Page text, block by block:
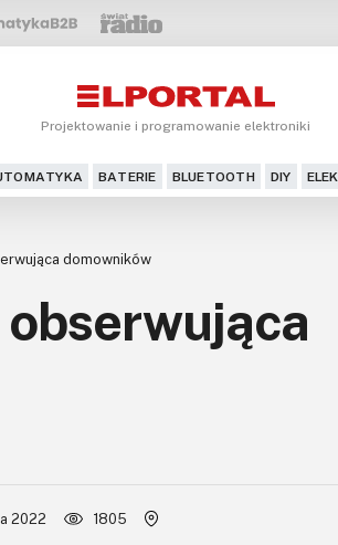
Projektowanie i programowanie elektroniki
BATERIE BLUETOOTH DIY
domowników
2022 1805